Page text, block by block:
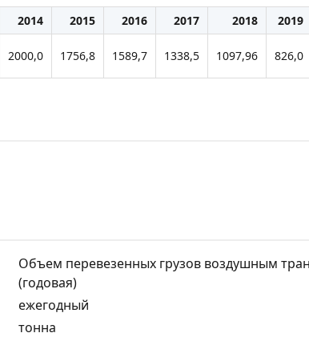
2014 2015 2016 2017 2018 2019
2000,0 1756,8 1589,7 1338,5 1097,96 826,0
Объем перевезенных грузов воздушным
(годовая)
ежегодный
тонна